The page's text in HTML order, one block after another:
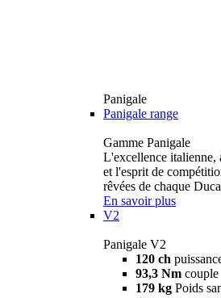
Panigale
Panigale range
Gamme Panigale
L'excellence
et l'esprit de
rêvées de chaque
En savoir plus
V2
Panigale V2
120 ch
93,3 Nm couple
179 kg Poids